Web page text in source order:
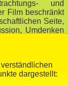
und
Film beschränkt
Seite,
Umdenken
dargestellt: